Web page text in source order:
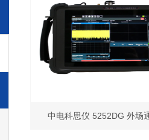
中电科思仪 5252DG 外场